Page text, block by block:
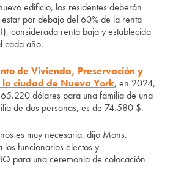
edificio, los residentes deberán
por debajo del 60% de la renta
considerada renta baja y establecida
cada año.
de Vivienda, Preservación y
la ciudad de Nueva York, en 2024,
dólares para una familia de una
de dos personas, es de 74.580 $.
es muy necesaria, dijo Mons.
los funcionarios electos y
para una ceremonia de colocación